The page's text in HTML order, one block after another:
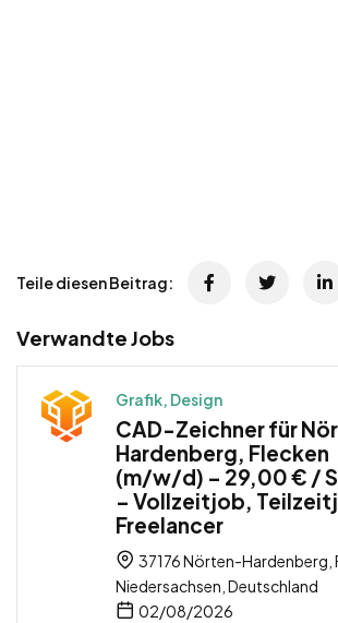
Teile diesen Beitrag:
Verwandte Jobs
Grafik, Design
CAD-Zeichner für
Hardenberg, Flecken
(m/w/d) – 29,00 € /
– Vollzeitjob,
Freelancer
37176 Nörten-Hardenberg,
Niedersachsen, Deutschland
02/08/2026